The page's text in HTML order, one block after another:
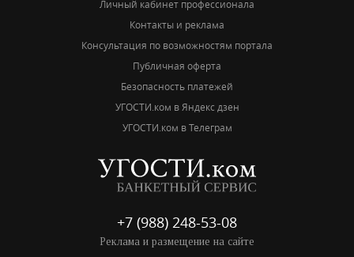
Личный кабинет профессионала
Контакты и реклама
Консультация по возможностям портала
Публичная оферта
Безопасность платежей
УГОСТИ.ком в Яндекс дзен
УГОСТИ.ком в Телеграм
+7 (988) 248-53-08
Реклама и размещение на сайте